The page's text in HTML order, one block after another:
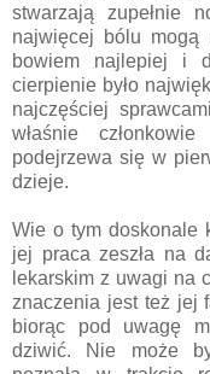
stwarzają zupełnie
najwięcej bólu
bowiem najlepiej i
cierpienie było
najczęściej
właśnie
podejrzewa się w
dzieje.
Wie o tym doskonale
jej praca zeszła na
lekarskim z uwagi na
znaczenia jest też jej
biorąc pod uwagę
dziwić. Nie może